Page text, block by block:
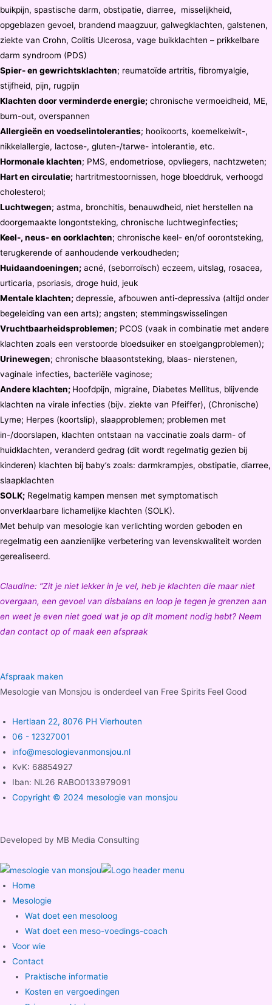
buikpijn, spastische darm, obstipatie, diarree, misselijkheid,
opgeblazen gevoel, brandend maagzuur, galwegklachten, galstenen,
ziekte van Crohn, Colitis Ulcerosa, vage buikklachten – prikkelbare
darm syndroom (PDS)
Spier- en gewrichtsklachten; reumatoïde artritis, fibromyalgie,
stijfheid, pijn, rugpijn
Klachten door verminderde energie; chronische vermoeidheid, ME,
burn-out, overspannen
Allergieën en voedselintoleranties; hooikoorts, koemelkeiwit-,
nikkelallergie, lactose-, gluten-/tarwe- intolerantie, etc.
Hormonale klachten; PMS, endometriose, opvliegers, nachtzweten;
Hart en circulatie; hartritmestoornissen, hoge bloeddruk, verhoogd
cholesterol;
Luchtwegen; astma, bronchitis, benauwdheid, niet herstellen na
doorgemaakte longontsteking, chronische luchtweginfecties;
Keel-, neus- en oorklachten; chronische keel- en/of oorontsteking,
terugkerende of aanhoudende verkoudheden;
Huidaandoeningen; acné, (seborroïsch) eczeem, uitslag, rosacea,
urticaria, psoriasis, droge huid, jeuk
Mentale klachten; depressie, afbouwen anti-depressiva (altijd onder
begeleiding van een arts); angsten; stemmingswisselingen
Vruchtbaarheidsproblemen; PCOS (vaak in combinatie met andere
klachten zoals een verstoorde bloedsuiker en stoelgangproblemen);
Urinewegen; chronische blaasontsteking, blaas- nierstenen,
vaginale infecties, bacteriële vaginose;
Andere klachten; Hoofdpijn, migraine, Diabetes Mellitus, blijvende
klachten na virale infecties (bijv. ziekte van Pfeiffer), (Chronische)
Lyme; Herpes (koortslip), slaapproblemen; problemen met
in-/doorslapen, klachten ontstaan na vaccinatie zoals darm- of
huidklachten, veranderd gedrag (dit wordt regelmatig gezien bij
kinderen) klachten bij baby’s zoals: darmkrampjes, obstipatie, diarree,
slaapklachten
SOLK; Regelmatig kampen mensen met symptomatisch
onverklaarbare lichamelijke klachten (SOLK).
Met behulp van mesologie kan verlichting worden geboden en
regelmatig een aanzienlijke verbetering van levenskwaliteit worden
gerealiseerd.
Claudine: “Zit je niet lekker in je vel, heb je klachten die maar niet
overgaan, een gevoel van disbalans en loop je tegen je grenzen aan
en weet je even niet goed wat je op dit moment nodig hebt? Neem
dan contact op of maak een afspraak
Afspraak maken
Mesologie van Monsjou is onderdeel van Free Spirits Feel Good
Hertlaan 22, 8076 PH Vierhouten
06 - 12327001
info@mesologievanmonsjou.nl
KvK: 68854927
Iban: NL26 RABO0133979091
Copyright © 2024 mesologie van monsjou
Developed by MB Media Consulting
Home
Mesologie
Wat doet een mesoloog
Wat doet een meso-voedings-coach
Voor wie
Contact
Praktische informatie
Kosten en vergoedingen